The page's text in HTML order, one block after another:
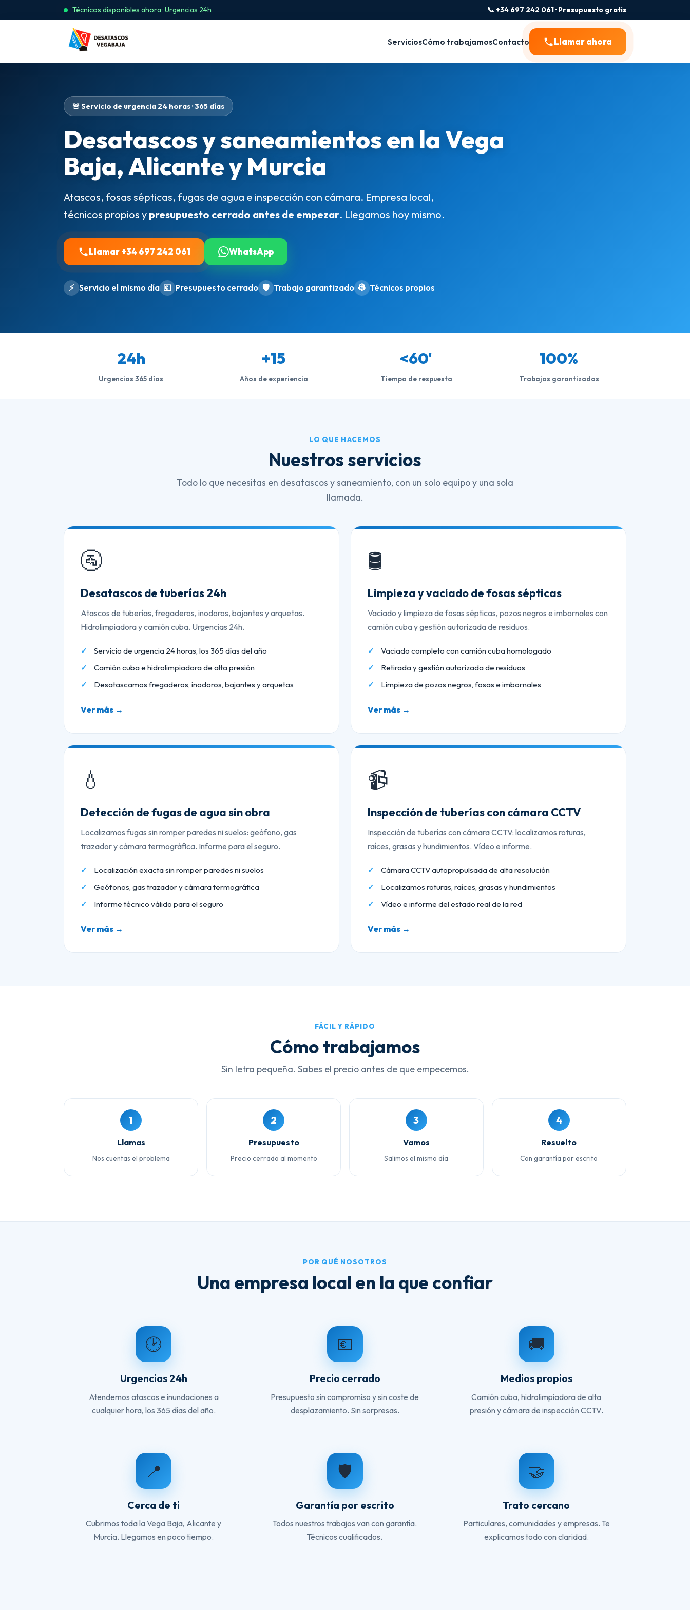
Técnicos disponibles ahora · Urgencias 24h 📞 +34 697 242 061 · Presupuesto gratis
ServiciosCómo trabajamosContacto Llamar ahora
🚨 Servicio de urgencia 24 horas · 365 días
Desatascos y saneamientos en la Vega
Baja, Alicante y Murcia
Atascos, fosas sépticas, fugas de agua e inspección con cámara. Empresa local,
técnicos propios y presupuesto cerrado antes de empezar. Llegamos hoy mismo.
Llamar +34 697 242 061 WhatsApp
⚡ Servicio el mismo día 💶 Presupuesto cerrado 🛡️ Trabajo garantizado 👷 Técnicos propios
24h
Urgencias 365 días
+15
Años de experiencia
<60'
Tiempo de respuesta
100%
Trabajos garantizados
LO QUE HACEMOS
Nuestros servicios
Todo lo que necesitas en desatascos y saneamiento, con un solo equipo y una sola
llamada.
🚰
Desatascos de tuberías 24h
Atascos de tuberías, fregaderos, inodoros, bajantes y arquetas.
Hidrolimpiadora y camión cuba. Urgencias 24h.
Servicio de urgencia 24 horas, los 365 días del año
Camión cuba e hidrolimpiadora de alta presión
Desatascamos fregaderos, inodoros, bajantes y arquetas
Ver más →
🛢️
Limpieza y vaciado de fosas sépticas
Vaciado y limpieza de fosas sépticas, pozos negros e imbornales con
camión cuba y gestión autorizada de residuos.
Vaciado completo con camión cuba homologado
Retirada y gestión autorizada de residuos
Limpieza de pozos negros, fosas e imbornales
Ver más →
💧
Detección de fugas de agua sin obra
Localizamos fugas sin romper paredes ni suelos: geófono, gas
trazador y cámara termográfica. Informe para el seguro.
Localización exacta sin romper paredes ni suelos
Geófonos, gas trazador y cámara termográfica
Informe técnico válido para el seguro
Ver más →
📹
Inspección de tuberías con cámara CCTV
Inspección de tuberías con cámara CCTV: localizamos roturas,
raíces, grasas y hundimientos. Vídeo e informe.
Cámara CCTV autopropulsada de alta resolución
Localizamos roturas, raíces, grasas y hundimientos
Vídeo e informe del estado real de la red
Ver más →
FÁCIL Y RÁPIDO
Cómo trabajamos
Sin letra pequeña. Sabes el precio antes de que empecemos.
1
Llamas
Nos cuentas el problema
2
Presupuesto
Precio cerrado al momento
3
Vamos
Salimos el mismo día
4
Resuelto
Con garantía por escrito
POR QUÉ NOSOTROS
Una empresa local en la que confiar
🕑
Urgencias 24h
Atendemos atascos e inundaciones a
cualquier hora, los 365 días del año.
💶
Precio cerrado
Presupuesto sin compromiso y sin coste de
desplazamiento. Sin sorpresas.
🚚
Medios propios
Camión cuba, hidrolimpiadora de alta
presión y cámara de inspección CCTV.
📍
Cerca de ti
Cubrimos toda la Vega Baja, Alicante y
Murcia. Llegamos en poco tiempo.
🛡️
Garantía por escrito
Todos nuestros trabajos van con garantía.
Técnicos cualificados.
🤝
Trato cercano
Particulares, comunidades y empresas. Te
explicamos todo con claridad.